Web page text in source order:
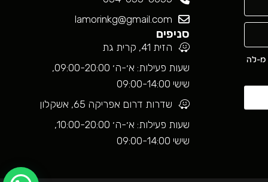
מ-לה
lamorinkg@gmail.com
סניפים
הזית 41, קרית גת
שעות פעילות: א׳-ה׳ 09:00-20:00,
שישי 09:00-14:00
שדרות דרום אפריקה 65, אשקלון
שעות פעילות: א׳-ה׳ 10:00-20:00,
שישי 09:00-14:00